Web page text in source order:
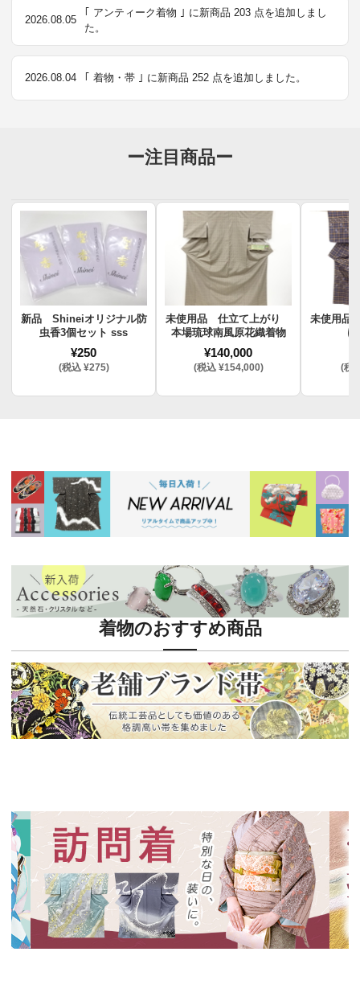
2026.08.05
｢ アンティーク着物 ｣ に新商品 203 点を追加しまし
た。
2026.08.04 ｢ 着物・帯 ｣ に新商品 252 点を追加しました。
ー注目商品ー
新品 Shineiオリジナル防
虫香3個セット sss
¥250
(税込 ¥275)
未使用品 仕立て上がり
本場琉球南風原花織着物
¥140,000
(税込 ¥154,000)
未使用品
(税
着物のおすすめ商品